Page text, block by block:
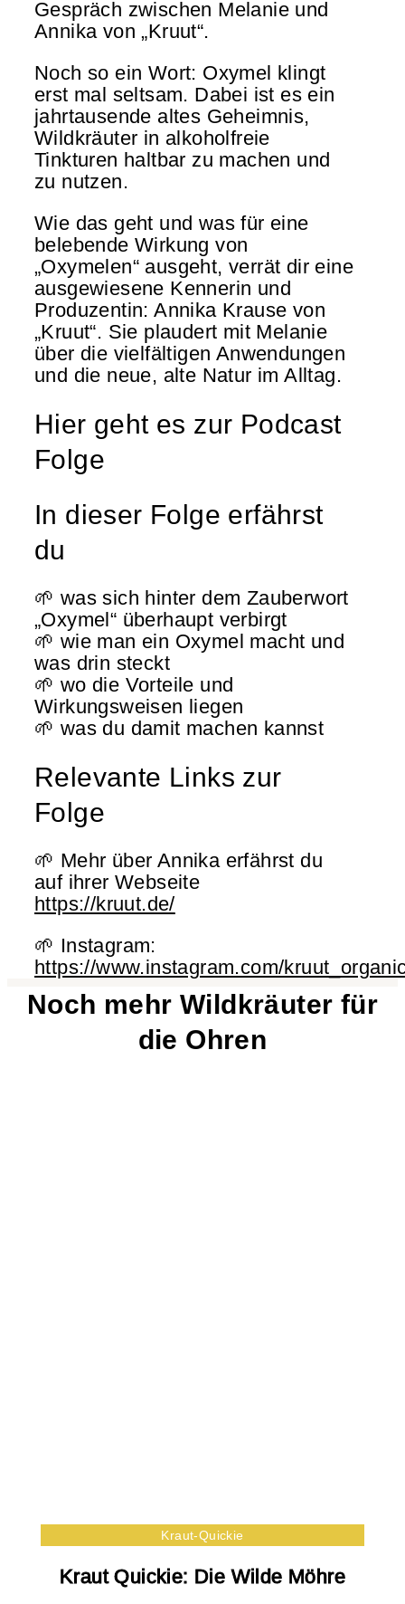
Gespräch zwischen Melanie und
Annika von „Kruut“.
Noch so ein Wort: Oxymel klingt
erst mal seltsam. Dabei ist es ein
jahrtausende altes Geheimnis,
Wildkräuter in alkoholfreie
Tinkturen haltbar zu machen und
zu nutzen.
Wie das geht und was für eine
belebende Wirkung von
„Oxymelen“ ausgeht, verrät dir eine
ausgewiesene Kennerin und
Produzentin: Annika Krause von
„Kruut“. Sie plaudert mit Melanie
über die vielfältigen Anwendungen
und die neue, alte Natur im Alltag.
Hier geht es zur Podcast
Folge
In dieser Folge erfährst
du
🌱 was sich hinter dem Zauberwort
„Oxymel“ überhaupt verbirgt
🌱 wie man ein Oxymel macht und
was drin steckt
🌱 wo die Vorteile und
Wirkungsweisen liegen
🌱 was du damit machen kannst
Relevante Links zur
Folge
🌱 Mehr über Annika erfährst du
auf ihrer Webseite
https://kruut.de/
🌱 Instagram:
https://www.instagram.com/
Noch mehr Wildkräuter für
die Ohren
Kraut-Quickie
Kraut Quickie: Die Wilde Möhre